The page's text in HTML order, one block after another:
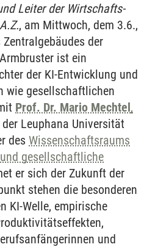
Leiter der Wirtschafts-
, am Mittwoch, dem 3.6.,
der
ist ein
der KI-Entwicklung und
wie gesellschaftlichen
Prof. Dr. Mario Mechtel,
Leuphana Universität
des Wissenschaftsraums
gesellschaftliche
er sich der Zukunft der
stehen die besonderen
KI-Welle, empirische
und